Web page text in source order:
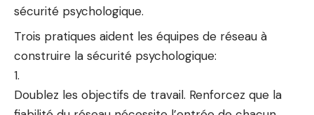
sécurité psychologique.
Trois pratiques aident les équipes de réseau à
construire la sécurité psychologique:
Doublez les objectifs de travail. Renforcez que la